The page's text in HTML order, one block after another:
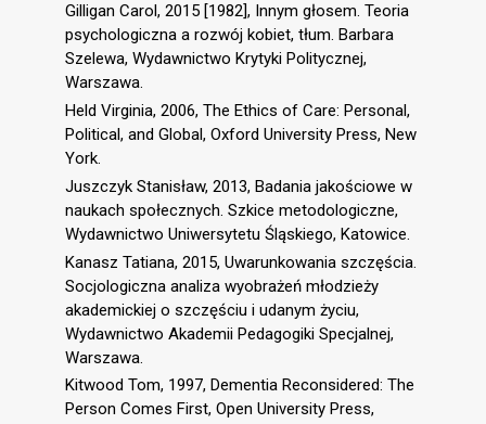
Gilligan Carol, 2015 [1982], Innym głosem. Teoria
psychologiczna a rozwój kobiet, tłum. Barbara
Szelewa, Wydawnictwo Krytyki Politycznej,
Warszawa.
Held Virginia, 2006, The Ethics of Care: Personal,
Political, and Global, Oxford University Press, New
York.
Juszczyk Stanisław, 2013, Badania jakościowe w
naukach społecznych. Szkice metodologiczne,
Wydawnictwo Uniwersytetu Śląskiego, Katowice.
Kanasz Tatiana, 2015, Uwarunkowania szczęścia.
Socjologiczna analiza wyobrażeń młodzieży
akademickiej o szczęściu i udanym życiu,
Wydawnictwo Akademii Pedagogiki Specjalnej,
Warszawa.
Kitwood Tom, 1997, Dementia Reconsidered: The
Person Comes First, Open University Press,